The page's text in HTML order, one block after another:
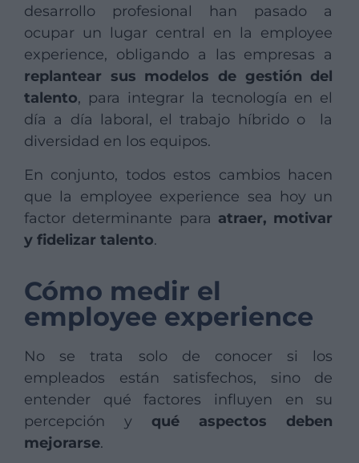
desarrollo profesional han pasado a
ocupar un lugar central en la employee
experience, obligando a las empresas a
replantear sus modelos de gestión del
talento, para integrar la tecnología en el
día a día laboral, el trabajo híbrido o la
diversidad en los equipos.
En conjunto, todos estos cambios hacen
que la employee experience sea hoy un
factor determinante para atraer, motivar
y fidelizar talento.
Cómo medir el
employee experience
No se trata solo de conocer si los
empleados están satisfechos, sino de
entender qué factores influyen en su
percepción y qué aspectos deben
mejorarse.